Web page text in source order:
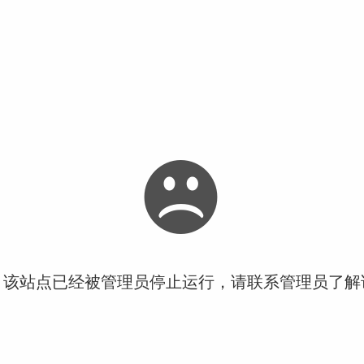
站点已经被管理员停止运行，请联系管理员了